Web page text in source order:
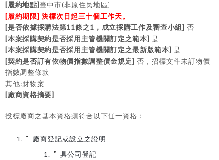
[履約地點]臺中市(非原住民地區)
[履約期限]決標次日起三十個工作天。
[是否依據採購法第11條之 1 ，成立採購工作及審查小組 ] 否
[本案採購契約是否採用主管機關訂定之範本] 是
[本案採購契約是否採用主管機關訂定之最新版範本] 是
[契約是否訂有依物價指數調整價金規定] 否，招標文件未訂物價
指數調整條款
其他: 財物案
[廠商資格摘要]
投標廠商之基本資格須符合以下任一資格：
廠商登記或設立之證明
具公司登記